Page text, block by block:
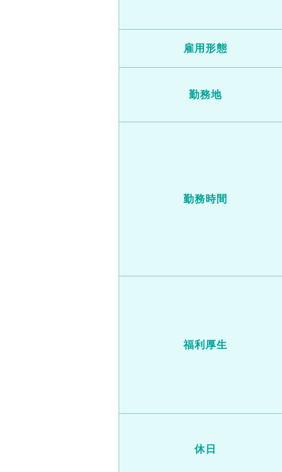
雇用形態
勤務地
勤務時間
福利厚生
休日